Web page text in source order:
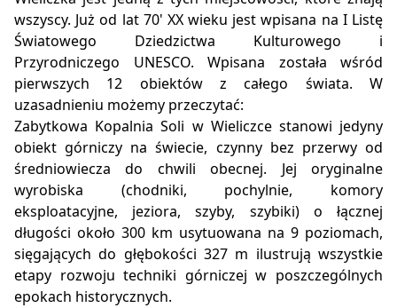
wszyscy. Już od lat 70' XX wieku jest wpisana na I Listę
Światowego Dziedzictwa Kulturowego i
Przyrodniczego UNESCO. Wpisana została wśród
pierwszych 12 obiektów z całego świata. W
uzasadnieniu możemy przeczytać:
Zabytkowa Kopalnia Soli w Wieliczce stanowi jedyny
obiekt górniczy na świecie, czynny bez przerwy od
średniowiecza do chwili obecnej. Jej oryginalne
wyrobiska (chodniki, pochylnie, komory
eksploatacyjne, jeziora, szyby, szybiki) o łącznej
długości około 300 km usytuowana na 9 poziomach,
sięgających do głębokości 327 m ilustrują wszystkie
etapy rozwoju techniki górniczej w poszczególnych
epokach historycznych.